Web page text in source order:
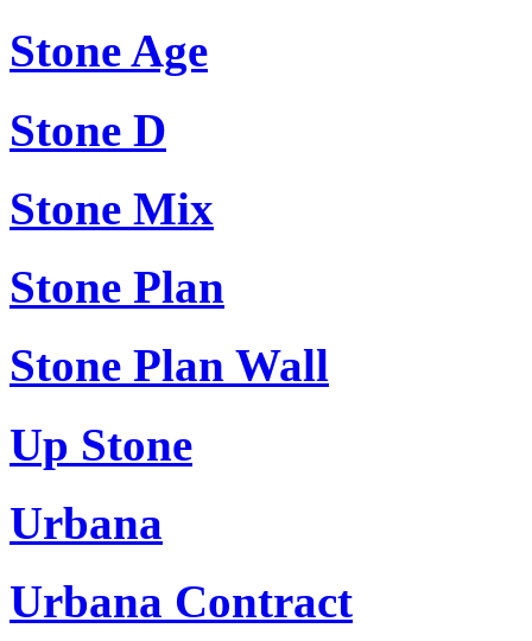
Stone Age
Stone D
Stone Mix
Stone Plan
Stone Plan Wall
Up Stone
Urbana
Urbana Contract